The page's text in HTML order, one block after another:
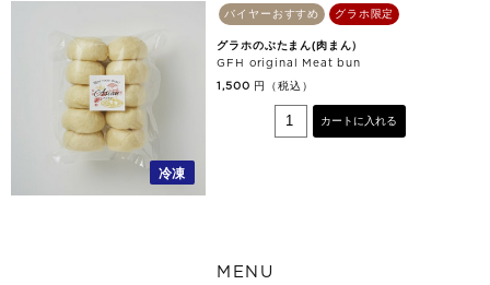
冷凍
バイヤーおすすめ グラホ限定
グラホのぶたまん(肉まん）
GFH original Meat bun
1,500 円（税込）
カートに入れる
MENU